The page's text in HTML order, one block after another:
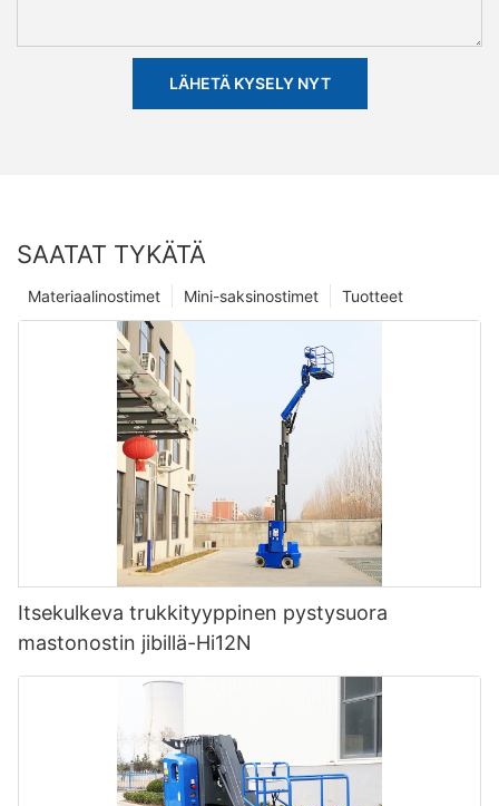
LÄHETÄ KYSELY NYT
SAATAT TYKÄTÄ
Tuotteet
Mini-saksinostimet
Materiaalinostimet
Itsekulkeva trukkityyppinen pystysuora
mastonostin jibillä-Hi12N